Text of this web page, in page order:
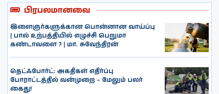
பிரபலமானவை
இளைஞர்களுக்கான பொன்னான வாய்ப்பு
| பால் உற்பத்தியில் எழுச்சி பெறுமா
கண்டாவளை ? | மா. சுவேந்திரன்
தெட்ஃபோர்ட்: அகதிகள் எதிர்ப்பு
போராட்டத்தில் வன்முறை – மேலும் பலர்
கைது!